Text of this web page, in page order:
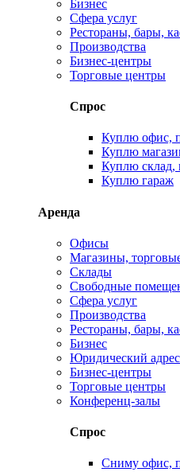
Бизнес
Сфера услуг
Рестораны, бары,
Производства
Бизнес-центры
Торговые центры
Спрос
Куплю офис,
Куплю
Куплю склад,
Куплю гараж
Аренда
Офисы
Магазины,
Склады
Свободные
Сфера услуг
Производства
Рестораны, бары,
Бизнес
Юридический адрес
Бизнес-центры
Торговые центры
Конференц-залы
Спрос
Сниму офис,